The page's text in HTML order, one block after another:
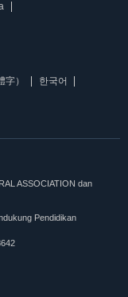
）
한국어
ASSOCIATION dan
Pendidikan